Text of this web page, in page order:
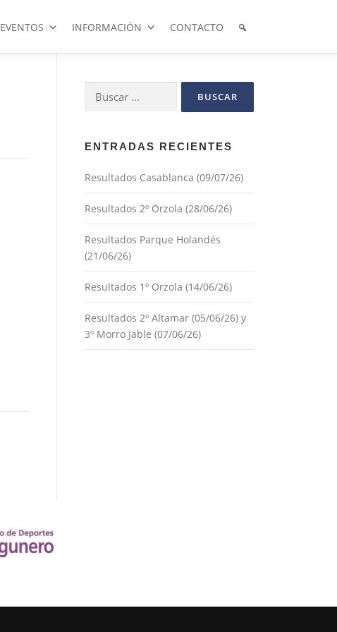
EVENTOS INFORMACIÓN CONTACTO
ENTRADAS RECIENTES
Resultados Casablanca (09/07/26)
Resultados 2º Orzola (28/06/26)
Resultados Parque Holandés
(21/06/26)
Resultados 1º Orzola (14/06/26)
Resultados 2º Altamar (05/06/26) y
3º Morro Jable (07/06/26)